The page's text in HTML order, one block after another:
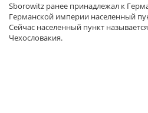
Sborowitz ранее принадлежал к
Германской империи населенный
Сейчас населенный пункт
Чехословакия.